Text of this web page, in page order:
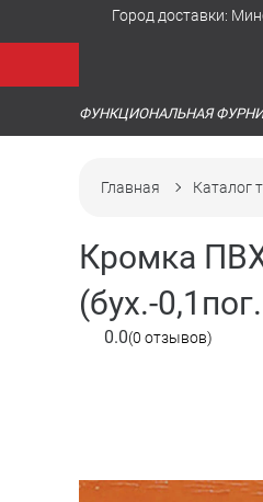
Город доставки:
ФУНКЦИОНАЛЬНАЯ
Главная Каталог
Кромка
(бух.-
0.0(0 отзывов)